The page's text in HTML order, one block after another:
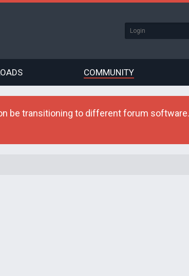
COMMUNITY
be transitioning to different forum